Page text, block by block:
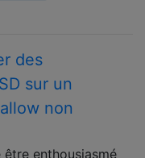
des
sur un
non
enthousiasmé